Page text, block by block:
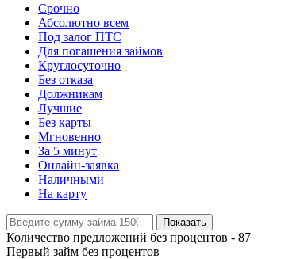
Срочно
Абсолютно всем
Под залог ПТС
Для погашения займов
Круглосуточно
Без отказа
Должникам
Лучшие
Без карты
Мгновенно
За 5 минут
Онлайн-заявка
Наличными
На карту
Показать
Количество предложений без процентов - 87
Первый займ без процентов